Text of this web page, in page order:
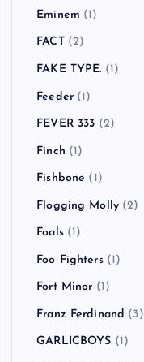
Eminem (1)
FACT(2)
FAKE TYPE. (1)
Feeder(1)
FEVER 333 (2)
Finch (1)
Fishbone (1)
Flogging Molly (2)
Foals(1)
Foo Fighters(1)
Fort Minor (1)
Franz Ferdinand (3)
GARLICBOYS (1)